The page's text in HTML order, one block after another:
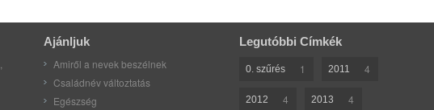
Ajánljuk
Amiről a nevek beszélnek
Családnév változtatás
Egészség
Legutóbbi Címkék
0. szűrés 1 2011 4
2012 4 2013 4